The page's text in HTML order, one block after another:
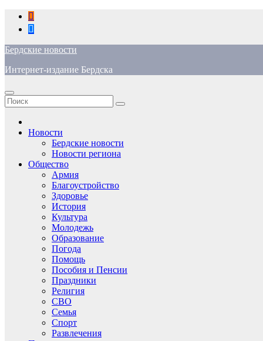
Перейти
содержимому
Бердские новости
Интернет-издание Бердска
Новости
Бердские новости
Новости региона
Общество
Армия
Благоустройство
Здоровье
История
Культура
Молодежь
Образование
Погода
Помощь
Пособия и Пенсии
Праздники
Религия
СВО
Семья
Спорт
Развлечения